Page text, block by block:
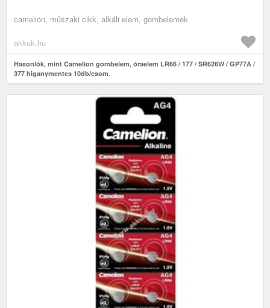
camelion, műszaki cikk, alkáli elem, gombelemek
akkuk.hu
Hasonlók, mint Camelion gombelem, óraelem LR66 / 177 / SR626W / GP77A /
377 higanymentes 10db/csom.